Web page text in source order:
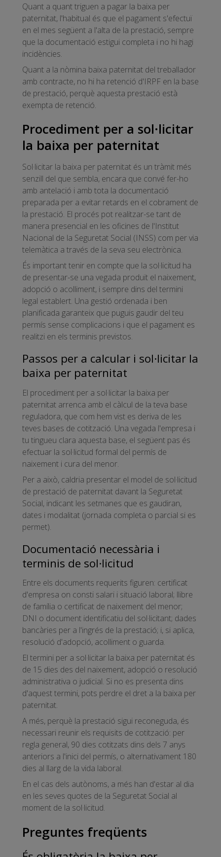
Quant a quant triguen a pagar la baixa per
paternitat, l'habitual és que el pagament s'efectuï
en el mes següent a l'alta de la prestació, sempre
que la documentació estigui completa i no hi hagi
incidències.
Quant a la nòmina baixa paternitat del treballador
amb contracte, no hi ha retenció d'IRPF en la base
de prestació, perquè aquesta prestació està
exempta de retenció.
Procediment per a sol·licitar
la baixa per paternitat
Sol·licitar la baixa per paternitat és un tràmit més
senzill del que sembla, encara que convé fer-ho
amb antelació i amb tota la documentació
preparada per a evitar retards en el cobrament de
la prestació. El procés pot realitzar-se tant de
manera presencial en les oficines de l'Institut
Nacional de la Seguretat Social (INSS) com per via
telemàtica a través de la seva seu electrònica.
És important tenir en compte que la sol·licitud ha
de presentar-se una vegada produït el naixement,
adopció o acolliment, i sempre dins del termini
legal establert. Una gestió ordenada i ben
planificada garanteix que puguis gaudir del teu
permís sense complicacions i que el pagament es
realitzi en els terminis previstos.
Passos per a calcular i sol·licitar la
baixa per paternitat
El procediment per a sol·licitar la baixa per
paternitat arrenca amb el càlcul de la teva base
reguladora, que com hem vist es deriva de les
teves bases de cotització. Una vegada l'empresa i
tu tingueu clara aquesta base, el següent pas és
efectuar la sol·licitud formal del permís de
naixement i cura del menor.
Per a això, caldria presentar el model de sol·licitud
de prestació de paternitat davant la Seguretat
Social, indicant les setmanes que es gaudiran,
dates i modalitat (jornada completa o parcial si es
permet).
Documentació necessària i
terminis de sol·licitud
Entre els documents requerits figuren: certificat
d'empresa on consti salari i situació laboral; llibre
de família o certificat de naixement del menor;
DNI o document identificatiu del sol·licitant; dades
bancàries per a l'ingrés de la prestació; i, si aplica,
resolució d'adopció, acolliment o guarda.
El termini per a sol·licitar la baixa per paternitat és
de 15 dies des del naixement, adopció o resolució
administrativa o judicial. Si no es presenta dins
d'aquest termini, pots perdre el dret a la baixa per
paternitat.
A més, perquè la prestació sigui reconeguda, és
necessari reunir els requisits de cotització: per
regla general, 90 dies cotitzats dins dels 7 anys
anteriors a l'inici del permís, o alternativament 180
dies al llarg de la vida laboral.
En el cas dels autònoms, a més han d'estar al dia
en les seves quotes de la Seguretat Social al
moment de la sol·licitud.
Preguntes freqüents